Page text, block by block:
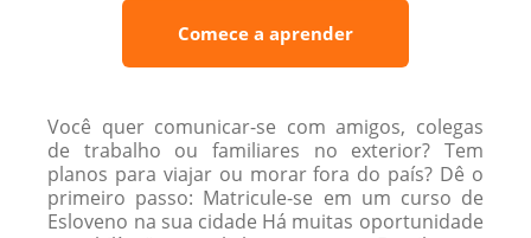
Comece a aprender
Você quer comunicar-se com amigos, colegas
de trabalho ou familiares no exterior? Tem
planos para viajar ou morar fora do país? Dê o
primeiro passo: Matricule-se em um curso de
Esloveno na sua cidade Há muitas oportunidade